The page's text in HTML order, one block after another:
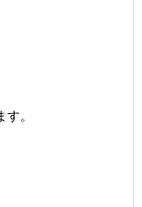
。